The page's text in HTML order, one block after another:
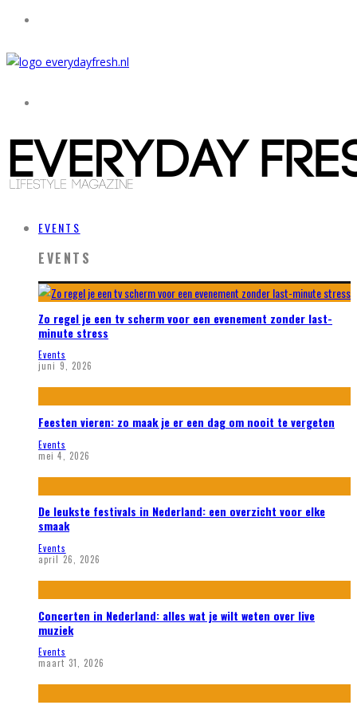
EVENTS
EVENTS
Zo regel je een tv scherm voor een evenement zonder last-
minute stress
Events
juni 9, 2026
Feesten vieren: zo maak je er een dag om nooit te vergeten
Events
mei 4, 2026
De leukste festivals in Nederland: een overzicht voor elke
smaak
Events
april 26, 2026
Concerten in Nederland: alles wat je wilt weten over live
muziek
Events
maart 31, 2026